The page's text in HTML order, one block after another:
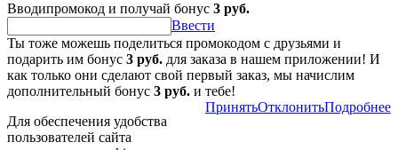
Вводипромокод и получай бонус 3 руб.
Ввести
Ты тоже можешь поделиться промокодом с друзьями и
подарить им бонус 3 руб. для заказа в нашем приложении! И
как только они сделают свой первый заказ, мы начислим
дополнительный бонус 3 руб. и тебе!
Для обеспечения удобства
пользователей сайта
ПринятьОтклонитьПодробнее